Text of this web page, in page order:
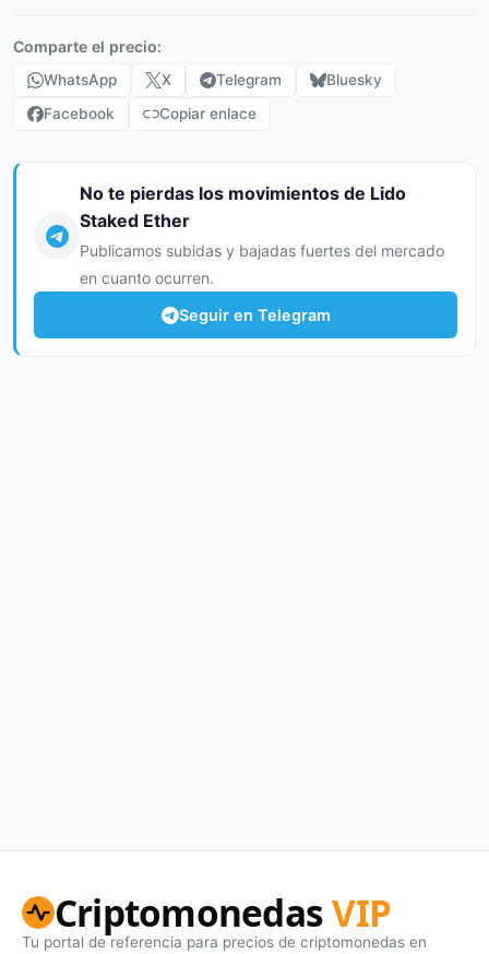
Comparte el precio:
WhatsApp X Telegram
Bluesky
Facebook
Copiar enlace
No te pierdas los movimientos de Lido
Staked Ether
Publicamos subidas y bajadas fuertes del mercado
en cuanto ocurren.
Seguir en Telegram
CriptomonedasVIP
Tu portal de referencia para precios de criptomonedas en